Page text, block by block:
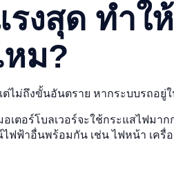
รงสุด ทำใ
ม?
ต่ไม่ถึงขั้นอันตราย หากระบบรถอ
เตอร์โบลเวอร์จะใช้กระแสไฟม
ฟฟ้าอื่นพร้อมกัน เช่น ไฟหน้า เครื่